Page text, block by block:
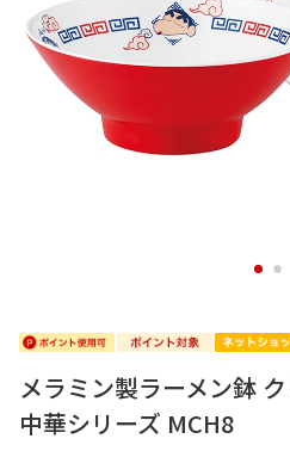
1 2
メラミン製ラーメン鉢
中華シリーズ MCH8